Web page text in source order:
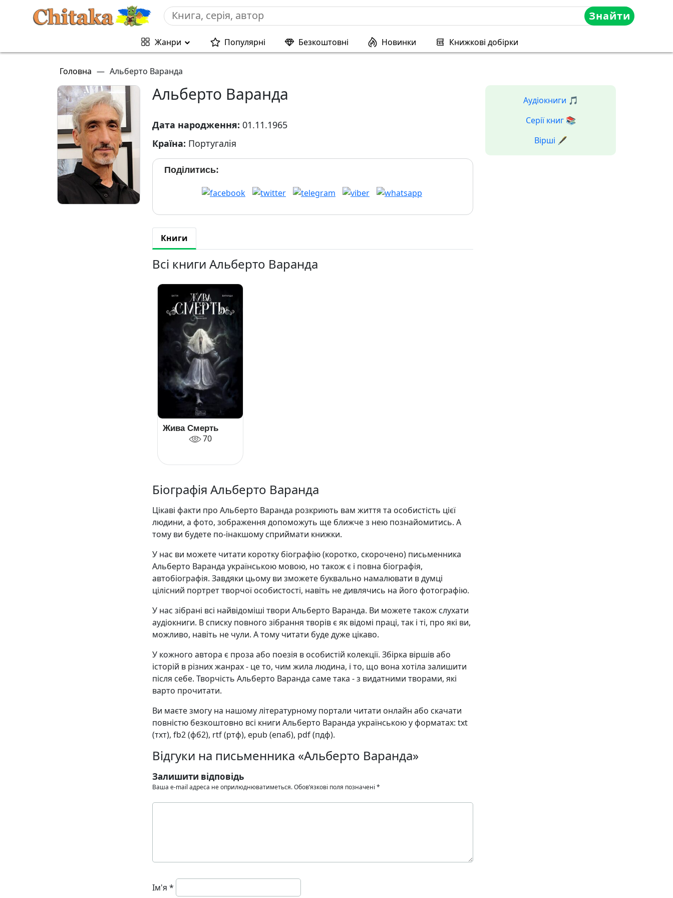
Знайти
Жанри Популярні Безкоштовні Новинки Книжкові добірки
Головна — Альберто Варанда
Альберто Варанда
Дата народження: 01.11.1965
Країна: Португалія
Поділитись:
Книги
Всі книги Альберто Варанда
Жива Смерть
70
Біографія Альберто Варанда
Цікаві факти про Альберто Варанда розкриють вам життя та особистість цієї
людини, а фото, зображення допоможуть ще ближче з нею познайомитись. А
тому ви будете по-інакшому сприймати книжки.
У нас ви можете читати коротку біографію (коротко, скорочено) письменника
Альберто Варанда українською мовою, но також є і повна біографія,
автобіографія. Завдяки цьому ви зможете буквально намалювати в думці
цілісний портрет творчої особистості, навіть не дивлячись на його фотографію.
У нас зібрані всі найвідоміші твори Альберто Варанда. Ви можете також слухати
аудіокниги. В списку повного зібрання творів є як відомі праці, так і ті, про які ви,
можливо, навіть не чули. А тому читати буде дуже цікаво.
У кожного автора є проза або поезія в особистій колекції. Збірка віршів або
історій в різних жанрах - це то, чим жила людина, і то, що вона хотіла залишити
після себе. Творчість Альберто Варанда саме така - з видатними творами, які
варто прочитати.
Ви маєте змогу на нашому літературному портали читати онлайн або скачати
повністю безкоштовно всі книги Альберто Варанда українською у форматах: txt
(тхт), fb2 (фб2), rtf (ртф), epub (епаб), pdf (пдф).
Відгуки на письменника «Альберто Варанда»
Залишити відповідь
Ваша e-mail адреса не оприлюднюватиметься.Обов’язкові поля позначені *
Ім'я *
Аудіокниги 🎵
Серії книг 📚
Вірші 🖋️